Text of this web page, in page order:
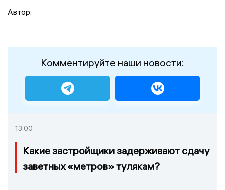
Автор:
Комментируйте наши новости:
13:00
Какие застройщики задерживают сдачу
заветных «метров» тулякам?